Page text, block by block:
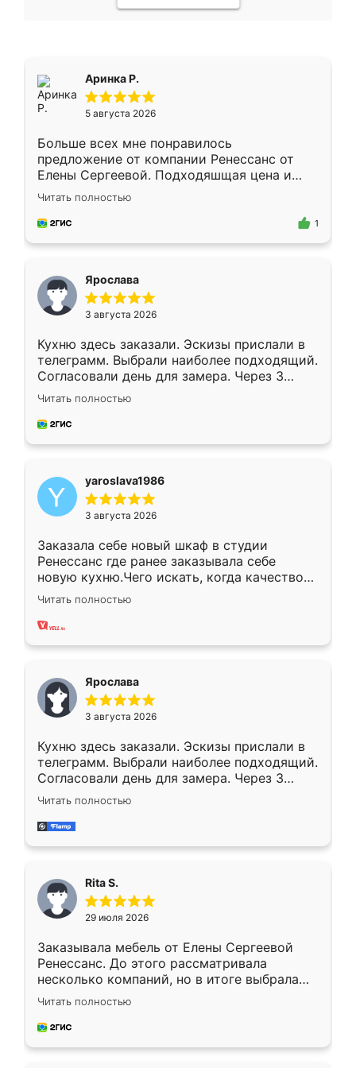
Аринка Р.
5 августа 2026
Больше всех мне понравилось
предложение от компании Ренессанс от
Елены Сергеевой. Подходяшщая цена и
короткие сроки изготовления. Приехавший
для замера сотрудник Владислав
предложил по моему эскизу самый
Читать полностью
1
Ярослава
3 августа 2026
Кухню здесь заказали. Эскизы прислали в
телеграмм. Выбрали наиболее подходящий.
Согласовали день для замера. Через 3
недели кухня была уже готова. Остались
довольны работой. Спасибо Ренессанс
мебель за качественную работу!
Читать полностью
yaroslava1986
3 августа 2026
Заказала себе новый шкаф в студии
Ренессанс где ранее заказывала себе
новую кухню.Чего искать, когда качеством
вполне довольна. Служит кухня уже почти
два года, нареканий нет.
Читать полностью
Ярослава
3 августа 2026
Кухню здесь заказали. Эскизы прислали в
телеграмм. Выбрали наиболее подходящий.
Согласовали день для замера. Через 3
недели кухня была уже готова. Остались
довольны работой. Спасибо Ренессанс
мебель за качественную работу!
Читать полностью
Rita S.
29 июля 2026
Заказывала мебель от Елены Сергеевой
Ренессанс. До этого рассматривала
несколько компаний, но в итоге выбрала
эту. Сначала обговорили условия, потом
приехал замерщик, всё спокойно объяснил
и снял размеры. Изготовили в срок, с
Читать полностью